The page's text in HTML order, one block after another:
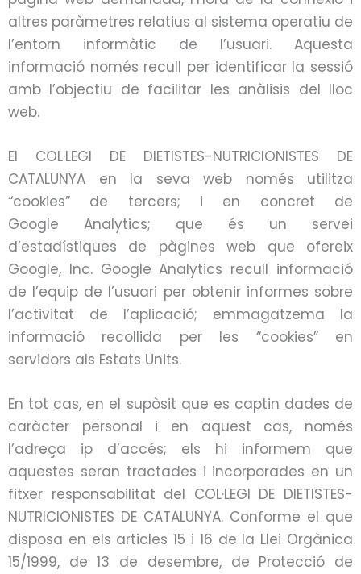
altres paràmetres relatius al sistema operatiu de
l’entorn informàtic de l’usuari. Aquesta
informació només recull per identificar la sessió
amb l’objectiu de facilitar les anàlisis del lloc
web.
El COL·LEGI DE DIETISTES-NUTRICIONISTES DE
CATALUNYA en la seva web només utilitza
“cookies” de tercers; i en concret de
Google Analytics; que és un servei
d’estadístiques de pàgines web que ofereix
Google, Inc. GoogleAnalytics recull informació
de l’equip de l’usuari per obtenir informes sobre
l’activitat de l’aplicació; emmagatzema la
informació recollida per les “cookies” en
servidors als Estats Units.
En tot cas, en el supòsit que es captin dades de
caràcter personal i en aquest cas, només
l’adreça ip d’accés; els hi informem que
aquestes seran tractades i incorporades en un
fitxer responsabilitat del COL·LEGI DE DIETISTES-
NUTRICIONISTES DE CATALUNYA. Conforme el que
disposa en els articles 15 i 16 de la Llei Orgànica
15/1999, de 13 de desembre, de Protecció de